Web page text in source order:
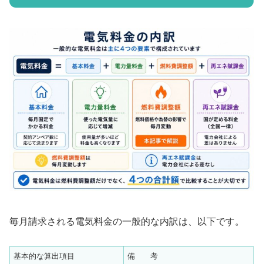
毎月請求される電気料金の一般的な内訳は、以下です。
基本的な算出項目 備 考